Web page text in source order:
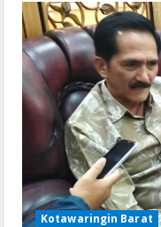
Kotawaringin Barat